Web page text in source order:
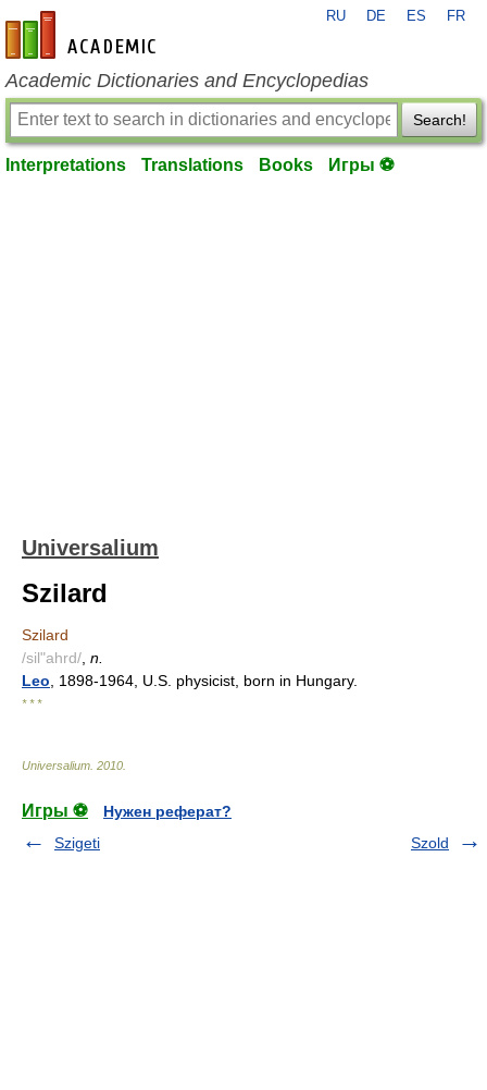
en-academic.com
RU DE ES FR
Academic Dictionaries and Encyclopedias
Search!
Interpretations Translations Books Игры ⚽
Universalium
Szilard
Szilard
/sil"ahrd/ n.
Leo , 1898-1964, U.S. physicist, born in Hungary.
* * *
Universalium 2010
Игры ⚽
Нужен реферат?
Szigeti
Szold